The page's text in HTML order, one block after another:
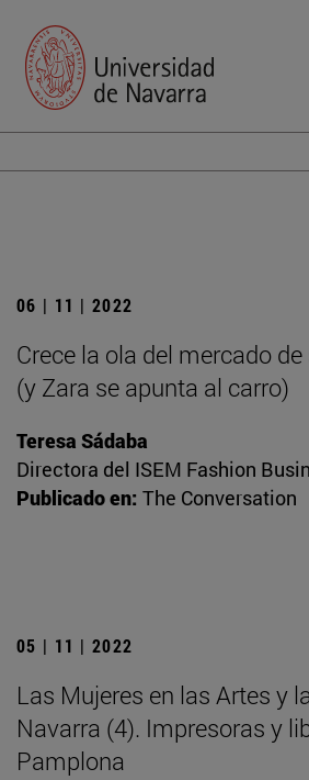
06 | 11 | 2022
Crece la ola del mercado
(y Zara se apunta al carro)
Teresa Sádaba
Directora del ISEM Fashion
Publicado en: The Conversation
05 | 11 | 2022
Las Mujeres en las Artes y
Navarra (4). Impresoras y
Pamplona